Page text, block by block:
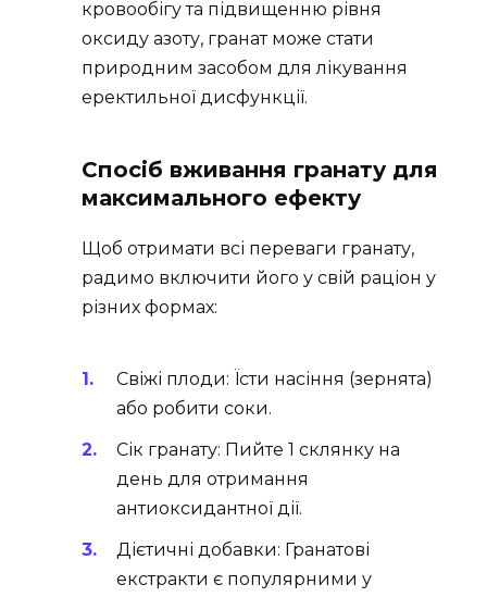
кровообігу та підвищенню рівня
оксиду азоту, гранат може стати
природним засобом для лікування
еректильної дисфункції.
Спосіб вживання гранату для
максимального ефекту
Щоб отримати всі переваги гранату,
радимо включити його у свій раціон у
різних формах:
Свіжі плоди: Їсти насіння (зернята)
або робити соки.
Сік гранату: Пийте 1 склянку на
день для отримання
антиоксидантної дії.
Дієтичні добавки: Гранатові
екстракти є популярними у